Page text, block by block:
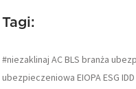
Tagi:
#niezaklinaj ACBLS branża
ubezpieczeniowa EIOPA ESG IDD